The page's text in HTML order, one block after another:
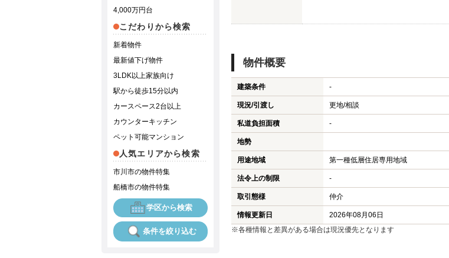
物件概要
建築条件 -
現況/引渡し 更地/相談
私道負担面積 -
地勢
用途地域 第一種低層住居専用地域
法令上の制限 -
取引態様 仲介
情報更新日 2026年08月06日
※各種情報と差異がある場合は現況優先となります
4,000万円台
こだわりから検索
新着物件
最新値下げ物件
3LDK以上家族向け
駅から徒歩15分以内
カースペース2台以上
カウンターキッチン
ペット可能マンション
人気エリアから検索
市川市の物件特集
船橋市の物件特集
学区から検索
条件を絞り込む